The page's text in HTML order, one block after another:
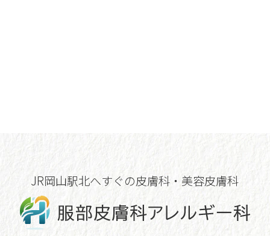
JR岡山駅北へすぐの皮膚科・美容皮膚科